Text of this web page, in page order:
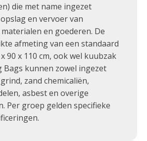
die met name ingezet
en vervoer van
en goederen. De
afmeting van een standaard
90 x 110 cm, ook wel kuubzak
Bags kunnen zowel ingezet
zand chemicaliën,
asbest en overige
Per groep gelden specifieke